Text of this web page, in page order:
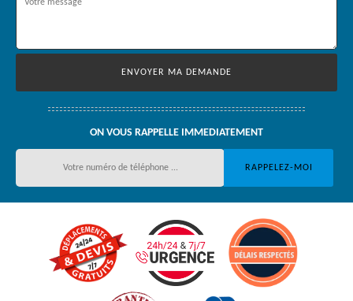
ON VOUS RAPPELLE IMMEDIATEMENT